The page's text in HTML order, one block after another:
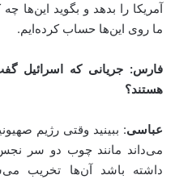
آمریکا را بدهد و بگوید این‌ها
ما روی این‌ها حساب کرده‌ایم.
فارس: جریانی که اسرائیل
هستند؟
عباسی: ببینید وقتی رژیم
می‌داند مانند چوب دو سر
داشته باشد آن‌ها تخریب